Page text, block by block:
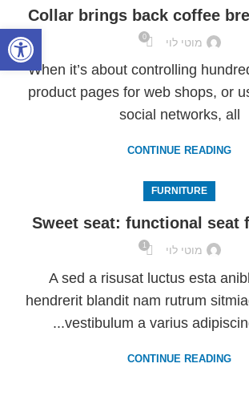
Collar brings back coffee
מוטי לוי 0
When it’s about controlling
product pages for web shops, or
social networks, all
CONTINUE READING
FURNITURE
Sweet seat: functional seat
מוטי לוי 1
A sed a risusat luctus esta
hendrerit blandit nam rutrum
vestibulum a varius
CONTINUE READING
פתח